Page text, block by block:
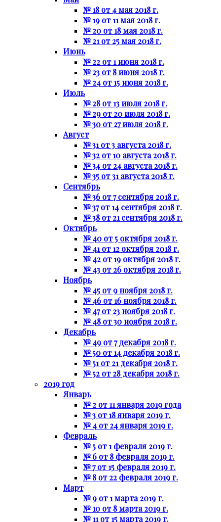
№ 18 от 4 мая 2018 г.
№ 19 от 11 мая 2018 г.
№ 20 от 18 мая 2018 г.
№ 21 от 25 мая 2018 г.
Июнь
№ 22 от 1 июня 2018 г.
№ 23 от 8 июня 2018 г.
№ 24 от 15 июня 2018 г.
Июль
№ 28 от 13 июля 2018 г.
№ 29 от 20 июля 2018 г.
№ 30 от 27 июля 2018 г.
Август
№ 31 от 3 августа 2018 г.
№ 32 от 10 августа 2018 г.
№ 34 от 24 августа 2018 г.
№ 35 от 31 августа 2018 г.
Сентябрь
№ 36 от 7 сентября 2018 г.
№ 37 от 14 сентября 2018 г.
№ 38 от 21 сентября 2018 г.
Октябрь
№ 40 от 5 октября 2018 г.
№ 41 от 12 октября 2018 г.
№ 42 от 19 октября 2018 г.
№ 43 от 26 октября 2018 г.
Ноябрь
№ 45 от 9 ноября 2018 г.
№ 46 от 16 ноября 2018 г.
№ 47 от 23 ноября 2018 г.
№ 48 от 30 ноября 2018 г.
Декабрь
№ 49 от 7 декабря 2018 г.
№ 50 от 14 декабря 2018 г.
№ 51 от 21 декабря 2018 г.
№ 52 от 28 декабря 2018 г.
2019 год
Январь
№ 2 от 11 января 2019 года
№ 3 от 18 января 2019 г.
№ 4 от 24 января 2019 г.
Февраль
№ 5 от 1 февраля 2019 г.
№ 6 от 8 февраля 2019 г.
№ 7 от 15 февраля 2019 г.
№ 8 от 22 февраля 2019 г.
Март
№ 9 от 1 марта 2019 г.
№ 10 от 8 марта 2019 г.
№ 11 от 15 марта 2019 г.